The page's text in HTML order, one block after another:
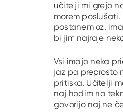
učitelji mi grejo
morem poslušati.
postanem oz.
bi jim najraje
Vsi imajo neka
jaz pa preprosto
pritiska. Učitelji
naj hodim na
govorijo naj ne